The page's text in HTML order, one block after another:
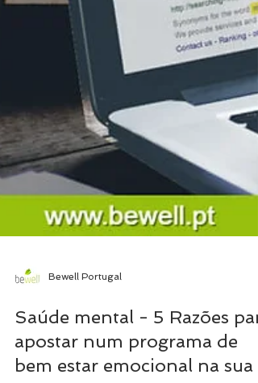
Saúde mental - 5 Razões